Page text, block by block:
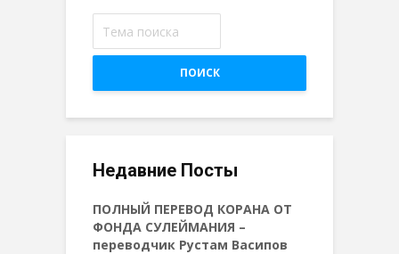
ПОИСК
Недавние Посты
ПОЛНЫЙ ПЕРЕВОД КОРАНА ОТ
ФОНДА СУЛЕЙМАНИЯ –
переводчик Рустам Васипов